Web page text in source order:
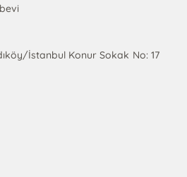
İstanbul Konur Sokak No: 17